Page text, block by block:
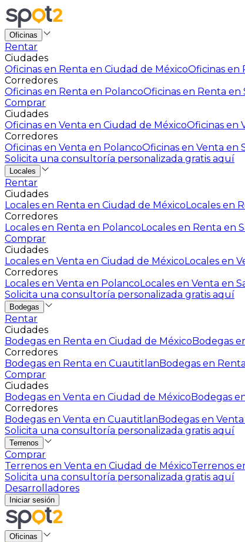
Oficinas
Rentar
Ciudades
Oficinas en Renta en Ciudad de MéxicoOficinas en
Corredores
Oficinas en Renta en PolancoOficinas en Renta en
Comprar
Ciudades
Oficinas en Venta en Ciudad de MéxicoOficinas en
Corredores
Oficinas en Venta en PolancoOficinas en Venta en
Solicita una consultoría personalizada gratis aquí
Locales
Rentar
Ciudades
Locales en Renta en Ciudad de MéxicoLocales en
Corredores
Locales en Renta en PolancoLocales en Renta en
Comprar
Ciudades
Locales en Venta en Ciudad de MéxicoLocales en
Corredores
Locales en Venta en PolancoLocales en Venta en
Solicita una consultoría personalizada gratis aquí
Bodegas
Rentar
Ciudades
Bodegas en Renta en Ciudad de MéxicoBodegas
Corredores
Bodegas en Renta en CuautitlanBodegas en
Comprar
Ciudades
Bodegas en Venta en Ciudad de MéxicoBodegas
Corredores
Bodegas en Venta en CuautitlanBodegas en
Solicita una consultoría personalizada gratis aquí
Terrenos
Comprar
Terrenos en Venta en Ciudad de MéxicoTerrenos
Solicita una consultoría personalizada gratis aquí
Desarrolladores
Iniciar sesión
Oficinas